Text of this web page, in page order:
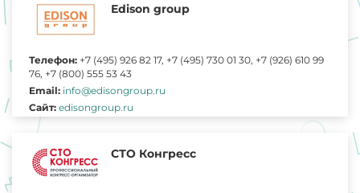
Еdison group
Телефон: +7 (495) 926 82 17, +7 (495) 730 01 30, +7 (926) 610 99
76, +7 (800) 555 53 43
Email: info@edisongroup.ru
Сайт: edisongroup.ru
СТО Конгресс